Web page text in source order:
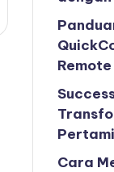
Cara